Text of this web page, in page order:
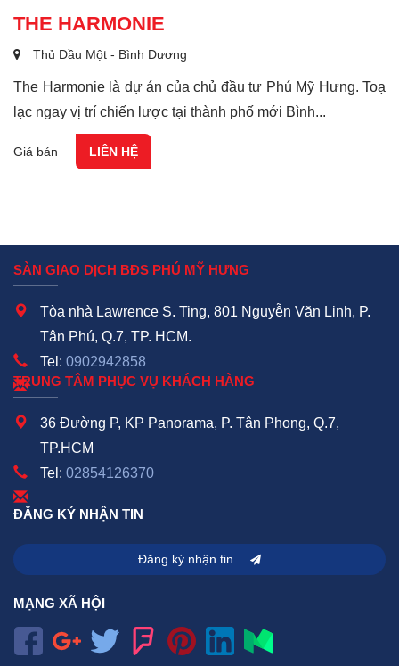
THE HARMONIE
Thủ Dầu Một - Bình Dương
The Harmonie là dự án của chủ đầu tư Phú Mỹ Hưng. Toạ
lạc ngay vị trí chiến lược tại thành phố mới Bình...
Giá bán LIÊN HỆ
SÀN GIAO DỊCH BĐS PHÚ MỸ HƯNG
Tòa nhà Lawrence S. Ting, 801 Nguyễn Văn Linh, P.
Tân Phú, Q.7, TP. HCM.
Tel: 0902942858
TRUNG TÂM PHỤC VỤ KHÁCH HÀNG
36 Đường P, KP Panorama, P. Tân Phong, Q.7,
TP.HCM
Tel: 02854126370
ĐĂNG KÝ NHẬN TIN
Đăng ký nhận tin
MẠNG XÃ HỘI